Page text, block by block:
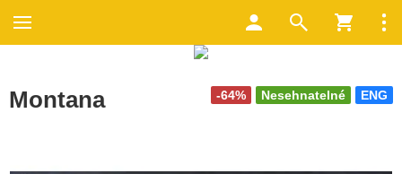
ENG
Nesehnatelné
-64%
Montana